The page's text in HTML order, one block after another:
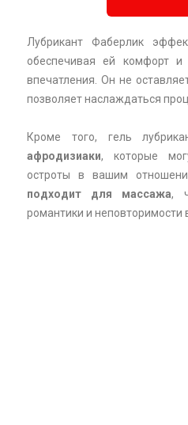
Лубрикант Фаберлик
обеспечивая ей комфорт и
впечатления. Он не
позволяет наслаждаться
Кроме того, гель
афродизиаки, которые
остроты в вашим
подходит для массажа,
романтики и неповторимости